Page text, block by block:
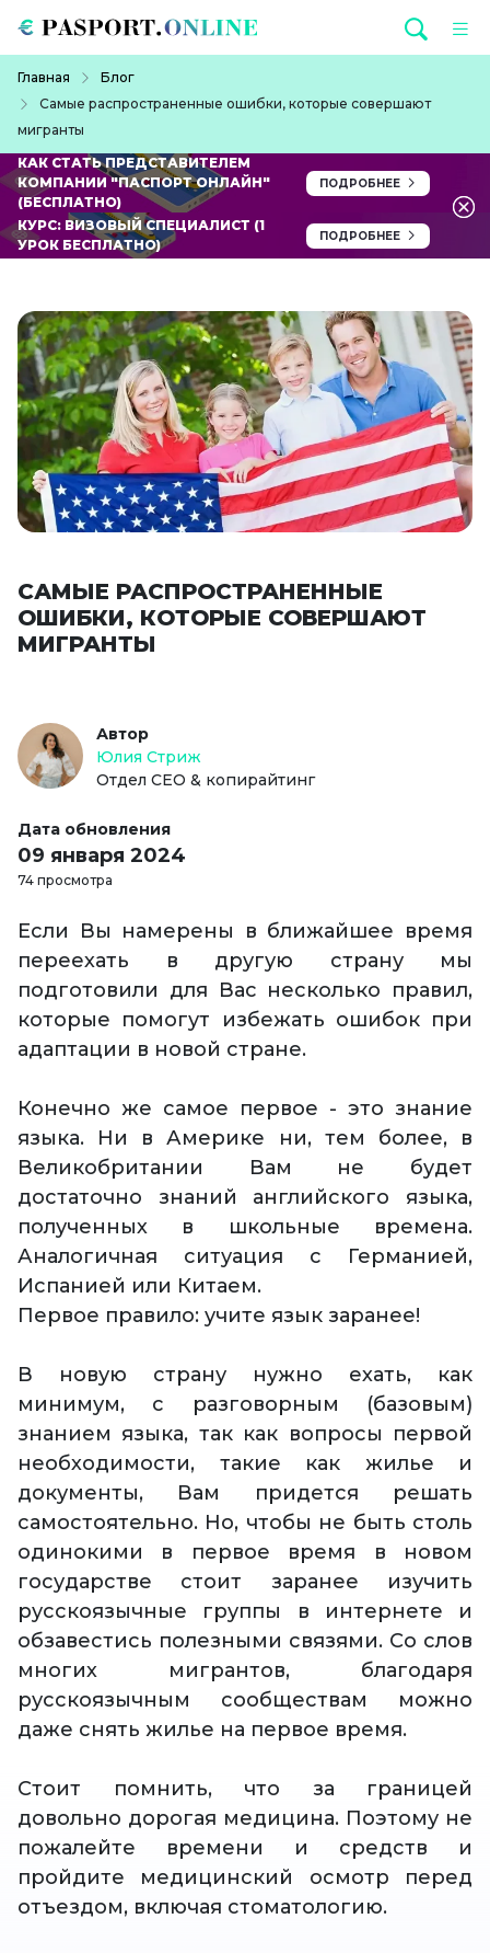
Главная
Блог
Самые распространенные ошибки, которые совершают
мигранты
КАК СТАТЬ ПРЕДСТАВИТЕЛЕМ
КОМПАНИИ "ПАСПОРТ ОНЛАЙН"
(БЕСПЛАТНО)
ПОДРОБНЕЕ
КУРС: ВИЗОВЫЙ СПЕЦИАЛИСТ (1
УРОК БЕСПЛАТНО)
ПОДРОБНЕЕ
САМЫЕ РАСПРОСТРАНЕННЫЕ
ОШИБКИ, КОТОРЫЕ СОВЕРШАЮТ
МИГРАНТЫ
Автор
Юлия Стриж
Отдел СЕО & копирайтинг
Дата обновления
09 января 2024
74 просмотра
Если Вы намерены в ближайшее время
переехать в другую страну мы
подготовили для Вас несколько правил,
которые помогут избежать ошибок при
адаптации в новой стране.
Конечно же самое первое - это знание
языка. Ни в Америке ни, тем более, в
Великобритании Вам не будет
достаточно знаний английского языка,
полученных в школьные времена.
Аналогичная ситуация с Германией,
Испанией или Китаем.
Первое правило: учите язык заранее!
В новую страну нужно ехать, как
минимум, с разговорным (базовым)
знанием языка, так как вопросы первой
необходимости, такие как жилье и
документы, Вам придется решать
самостоятельно. Но, чтобы не быть столь
одинокими в первое время в новом
государстве стоит заранее изучить
русскоязычные группы в интернете и
обзавестись полезными связями. Со слов
многих мигрантов, благодаря
русскоязычным сообществам можно
даже снять жилье на первое время.
Стоит помнить, что за границей
довольно дорогая медицина. Поэтому не
пожалейте времени и средств и
пройдите медицинский осмотр перед
отъездом, включая стоматологию.